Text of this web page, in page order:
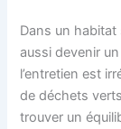
Dans un
aussi devenir
l’entretien est
de déchets
trouver un